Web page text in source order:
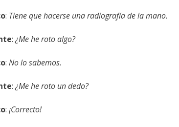
: Tiene que hacerse una radiografía de la mano.
:¿Me he roto algo?
: No lo sabemos.
:¿Me he roto un dedo?
: ¡Correcto!